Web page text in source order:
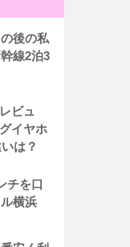
後の私
線2泊3
ビュ
イヤホ
は？
チを口
横浜